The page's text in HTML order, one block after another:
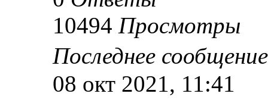
10494 Просмотры
Последнее
08 окт 2021, 11:41